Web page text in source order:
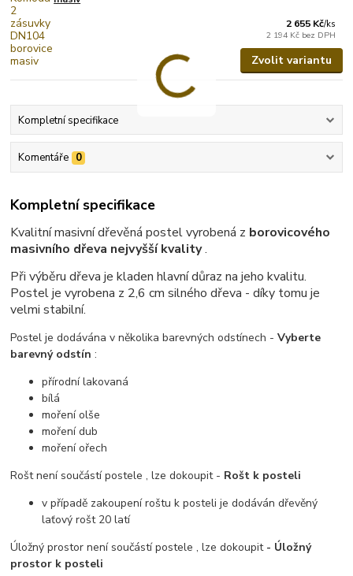
2 655 Kč/ks
2 194 Kč bez DPH
Zvolit variantu
Kompletní specifikace
Komentáře 0
Kompletní specifikace
Kvalitní masivní dřevěná postel vyrobená z borovicového
masivního dřeva nejvyšší kvality.
Při výběru dřeva je kladen hlavní důraz na jeho kvalitu.
Postel je vyrobena z 2,6 cm silného dřeva - díky tomu je
velmi stabilní.
Postel je dodávána v několika barevných odstínech -Vyberte
barevný odstín :
přírodní lakovaná
bílá
moření olše
moření dub
moření ořech
Rošt není součástí postele , lze dokoupit - Rošt k posteli
v případě zakoupení roštu k posteli je dodáván dřevěný
laťový rošt 20 latí
Úložný prostor není součástí postele , lze dokoupit- Úložný
prostor k posteli